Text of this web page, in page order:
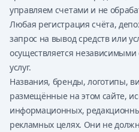
управляем счетами и не
Любая регистрация счёта,
запрос на вывод средств или
осуществляется
услуг.
Названия, бренды, логотипы,
размещённые на этом сайте,
информационных,
рекламных целях. Они не